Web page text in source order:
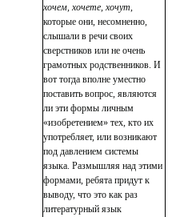
хочем, хочете, хочут,
которые они, несомненно,
слышали в речи своих
сверстников или не очень
грамотных родственников. И
вот тогда вполне уместно
поставить вопрос, являются
ли эти формы личным
«изобретением» тех, кто их
употребляет, или возникают
под давлением системы
языка. Размышляя над этими
формами, ребята придут к
выводу, что это как раз
литературный язык